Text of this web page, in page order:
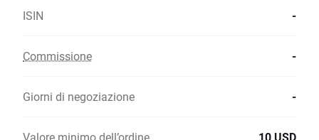
ISIN -
Commissione -
Giorni di negoziazione -
Valore minimo dell’ordine 10 USD